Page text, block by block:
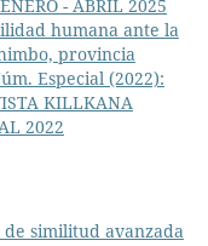
- ABRIL 2025
humana ante la
provincia
Especial (2022):
KILLKANA
2022
similitud avanzada